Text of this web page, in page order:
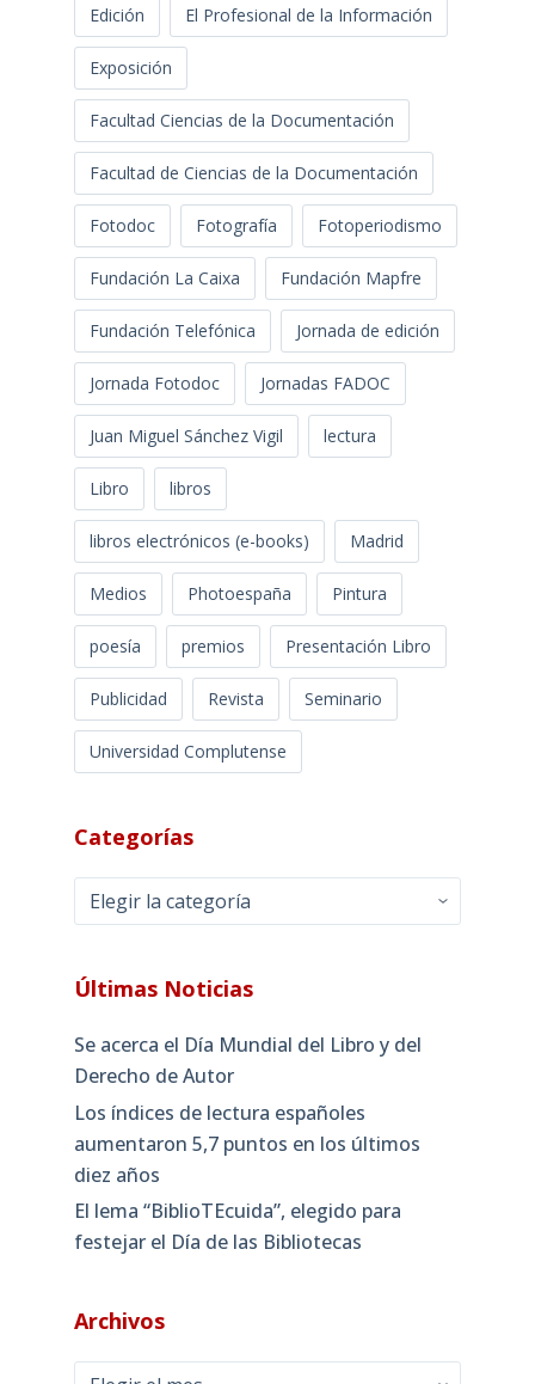
Edición El Profesional de la Información
Exposición
Facultad Ciencias de la Documentación
Facultad de Ciencias de la Documentación
Fotodoc Fotografía Fotoperiodismo
Fundación La Caixa Fundación Mapfre
Fundación Telefónica Jornada de edición
Jornada Fotodoc Jornadas FADOC
Juan Miguel Sánchez Vigil lectura
Libro libros
libros electrónicos (e-books) Madrid
Medios Photoespaña Pintura
poesía premios Presentación Libro
Publicidad Revista Seminario
Universidad Complutense
Categorías
Categorías
Últimas Noticias
Se acerca el Día Mundial del Libro y del
Derecho de Autor
Los índices de lectura españoles
aumentaron 5,7 puntos en los últimos
diez años
El lema “BiblioTEcuida”, elegido para
festejar el Día de las Bibliotecas
Archivos
Archivos